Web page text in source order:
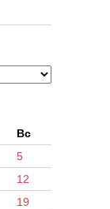
Вс
5
12
19